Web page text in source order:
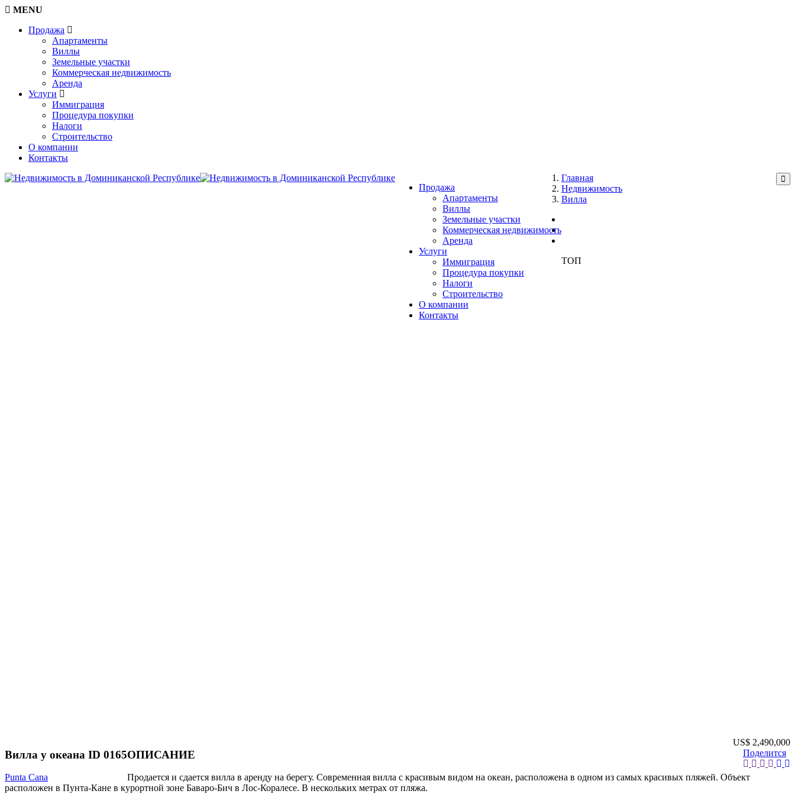
MENU
Продажа
Апартаменты
Виллы
Земельные участки
Коммерческая недвижимость
Аренда
Услуги
Иммиграция
Процедура покупки
Налоги
Строительство
О компании
Контакты
Продажа
Апартаменты
Виллы
Земельные участки
Коммерческая недвижимость
Аренда
Услуги
Иммиграция
Процедура покупки
Налоги
Строительство
О компании
Контакты
Главная
Недвижимость
Вилла
ТОП
Вилла у океана ID 0165
Punta Cana
US$ 2,490,000
Поделится
ОПИСАНИЕ
Продается и сдается вилла в аренду на берегу. Современная вилла с красивым видом на океан, расположена в одном из самых красивых пляжей. Объект
расположен в Пунта-Кане в курортной зоне Баваро-Бич в Лос-Коралесе. В нескольких метрах от пляжа.